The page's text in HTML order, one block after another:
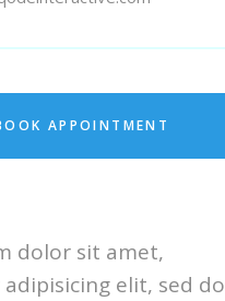
APPOINTMENT
dolor sit amet,
elit, sed do